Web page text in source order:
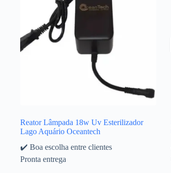
Reator Lâmpada 18w Uv Esterilizador
Lago Aquário Oceantech
✔️ Boa escolha entre clientes
Pronta entrega